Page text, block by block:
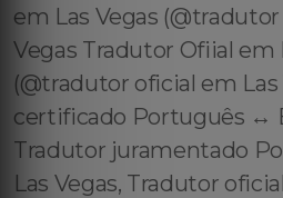
em Las Vegas
Vegas Tradutor Ofiial em
(@tradutor oficial em
certificado Português ↔️
Tradutor juramentado
Las Vegas, Tradutor